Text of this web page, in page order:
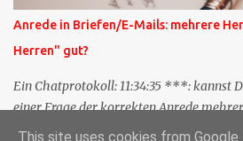
TrackbackURL beim Schreiben meines
Feld in meinem 'Blog-Redaktionssystem'
und TrackbackURLs sind heute recht
Verfahren wurde wei...
Anrede in Briefen/E-Mails: mehrere
Herren" gut?
Ein Chatprotokoll: 11:34:35 ***: kannst
einer Frage der korrekten Anrede
***: Guten Tag die Herren ? 11:35:07
This site uses cookies from